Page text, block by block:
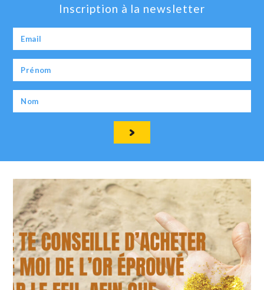
Inscription à la newsletter